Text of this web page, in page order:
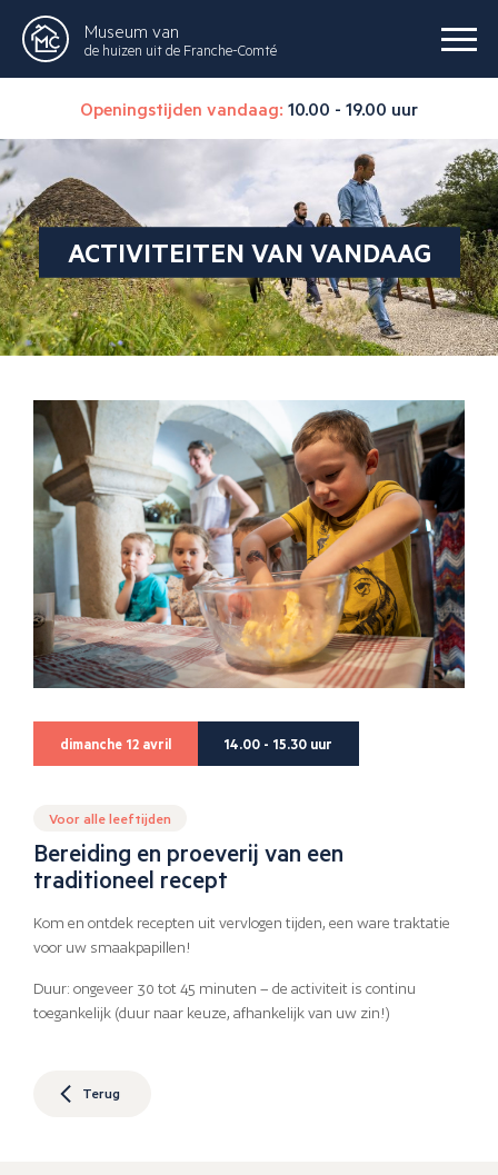
Museum van
de huizen uit de Franche-Comté
Openingstijden vandaag: 10.00 - 19.00 uur
ACTIVITEITEN VAN VANDAAG
dimanche 12 avril 14.00 - 15.30 uur
Voor alle leeftijden
Bereiding en proeverij van een
traditioneel recept
Kom en ontdek recepten uit vervlogen tijden, een ware traktatie
voor uw smaakpapillen!
Duur: ongeveer 30 tot 45 minuten – de activiteit is continu
toegankelijk (duur naar keuze, afhankelijk van uw zin!)
Terug